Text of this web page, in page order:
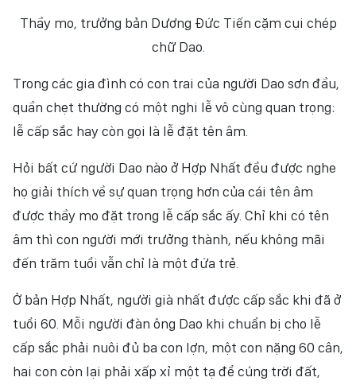
Thầy mo, trưởng bản Dương Đức Tiến cặm cụi chép
chữ Dao.
Trong các gia đình có con trai của người Dao sơn đầu,
quần chẹt thường có một nghi lễ vô cùng quan trọng:
lễ cấp sắc hay còn gọi là lễ đặt tên âm.
Hỏi bất cứ người Dao nào ở Hợp Nhất đều được nghe
họ giải thích về sự quan trọng hơn của cái tên âm
được thầy mo đặt trong lễ cấp sắc ấy. Chỉ khi có tên
âm thì con người mới trưởng thành, nếu không mãi
đến trăm tuổi vẫn chỉ là một đứa trẻ.
Ở bản Hợp Nhất, người già nhất được cấp sắc khi đã ở
tuổi 60. Mỗi người đàn ông Dao khi chuẩn bị cho lễ
cấp sắc phải nuôi đủ ba con lợn, một con nặng 60 cân,
hai con còn lại phải xấp xỉ một tạ để cúng trời đất,